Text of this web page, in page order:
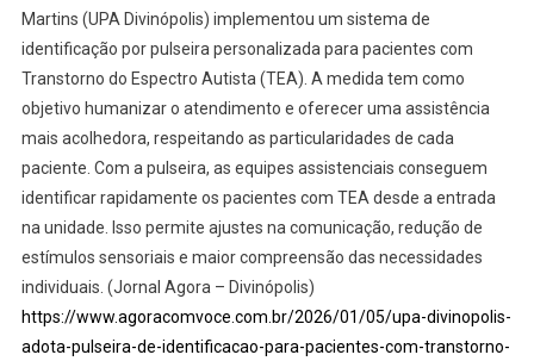
Martins (UPA Divinópolis) implementou um sistema de
identificação por pulseira personalizada para pacientes com
Transtorno do Espectro Autista (TEA). A medida tem como
objetivo humanizar o atendimento e oferecer uma assistência
mais acolhedora, respeitando as particularidades de cada
paciente. Com a pulseira, as equipes assistenciais conseguem
identificar rapidamente os pacientes com TEA desde a entrada
na unidade. Isso permite ajustes na comunicação, redução de
estímulos sensoriais e maior compreensão das necessidades
individuais. (Jornal Agora – Divinópolis)
https://www.agoracomvoce.com.br/2026/01/05/upa-divinopolis-
adota-pulseira-de-identificacao-para-pacientes-com-transtorno-